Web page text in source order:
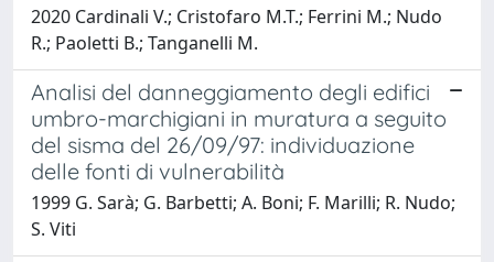
2020 Cardinali V.; Cristofaro M.T.; Ferrini M.; Nudo
R.; Paoletti B.; Tanganelli M.
Analisi del danneggiamento degli edifici
umbro-marchigiani in muratura a seguito
del sisma del 26/09/97: individuazione
delle fonti di vulnerabilità
1999 G. Sarà; G. Barbetti; A. Boni; F. Marilli; R. Nudo;
S. Viti